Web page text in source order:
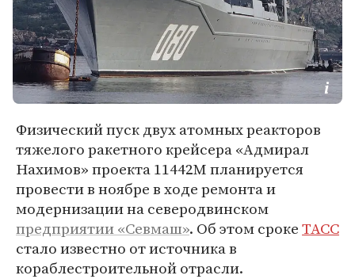
Физический пуск двух атомных реакторов
тяжелого ракетного крейсера «Адмирал
Нахимов» проекта 11442М планируется
провести в ноябре в ходе ремонта и
модернизации на северодвинском
предприятии «Севмаш». Об этом срокеТАСС
стало известно от источника в
кораблестроительной отрасли.